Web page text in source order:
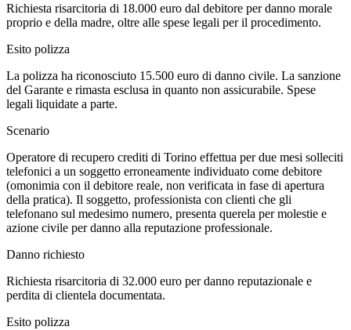
Richiesta risarcitoria di 18.000 euro dal debitore per danno morale
proprio e della madre, oltre alle spese legali per il procedimento.
Esito polizza
La polizza ha riconosciuto 15.500 euro di danno civile. La sanzione
del Garante e rimasta esclusa in quanto non assicurabile. Spese
legali liquidate a parte.
Scenario
Operatore di recupero crediti di Torino effettua per due mesi solleciti
telefonici a un soggetto erroneamente individuato come debitore
(omonimia con il debitore reale, non verificata in fase di apertura
della pratica). Il soggetto, professionista con clienti che gli
telefonano sul medesimo numero, presenta querela per molestie e
azione civile per danno alla reputazione professionale.
Danno richiesto
Richiesta risarcitoria di 32.000 euro per danno reputazionale e
perdita di clientela documentata.
Esito polizza